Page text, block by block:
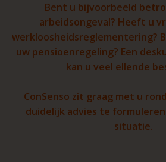
Bent u bijvoorbeeld
arbeidsongeval? Heeft u
werkloosheidsreglementering?
uw pensioenregeling? Een
kan u veel ellende
ConSenso zit graag met u
duidelijk advies te
situatie.